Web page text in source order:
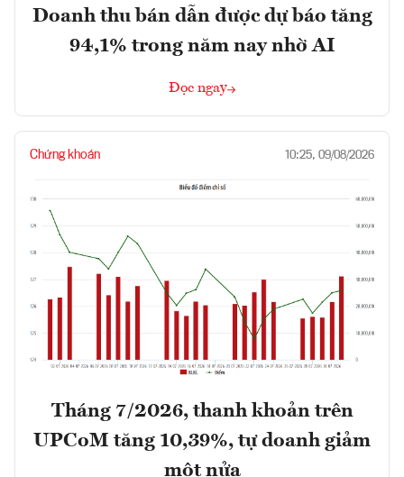
Doanh thu bán dẫn được dự báo tăng
94,1% trong năm nay nhờ AI
Đọc ngay
Chứng khoán 10:25, 09/08/2026
Tháng 7/2026, thanh khoản trên
UPCoM tăng 10,39%, tự doanh giảm
một nửa